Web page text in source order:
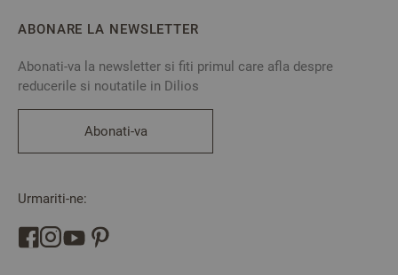
ABONARE LA NEWSLETTER
Abonati-va la newsletter si fiti primul care afla despre
reducerile si noutatile in Dilios
Abonati-va
Urmariti-ne: